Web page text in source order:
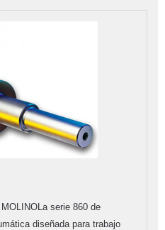
serie 860 de
diseñada para trabajo